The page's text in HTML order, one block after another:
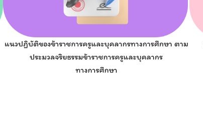
for: Search
แนวปฏิบัติของข้าราชการครูและบุคลากรทางการศึกษา ตาม
ประมวลจริยธรรมข้าราชการครูและบุคลากร
ทางการศึกษา